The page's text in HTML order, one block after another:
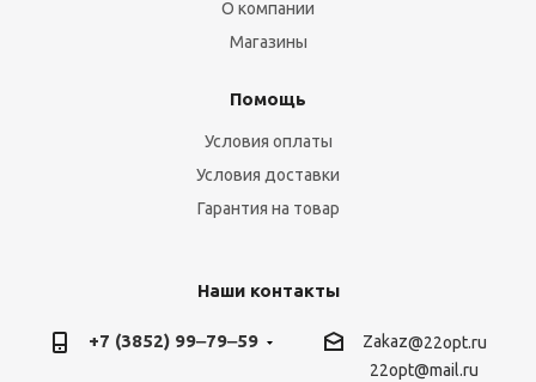
О компании
Магазины
Помощь
Условия оплаты
Условия доставки
Гарантия на товар
Наши контакты
+7 (3852) 99‒79‒59 Zakaz@22opt.ru
22opt@mail.ru